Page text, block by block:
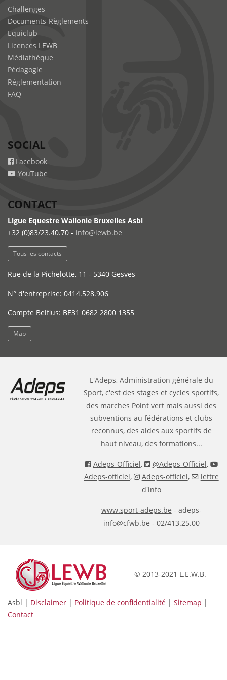
Challenges
Documents-Règlements
Equiclub
Licences LEWB
Médiathèque
Pédagogie
Règlementation
FAQ
SOCIAL
Facebook
YouTube
CONTACT
Ligue Equestre Wallonie Bruxelles Asbl
+32 (0)83/23.40.70 - info@lewb.be
Tous les contacts
Rue de la Pichelotte, 11 - 5340 Gesves
N° d'entreprise: 0414.528.906
Compte Belfius: BE31 0682 2800 1355
Map
L'Adeps, Administration générale du
Sport, c'est des stages et cycles sportifs,
des marches Point vert mais aussi des
subventions au fédérations et clubs
reconnus, des aides aux sportifs de
haut niveau, des formations...
Adeps-Officiel, @Adeps-Officiel,
Adeps-officiel, Adeps-officiel,
lettre
d'info
www.sport-adeps.be - adeps-
info@cfwb.be - 02/413.25.00
© 2013-2021 L.E.W.B.
Asbl | Disclaimer | Politique de confidentialité | Sitemap |
Contact